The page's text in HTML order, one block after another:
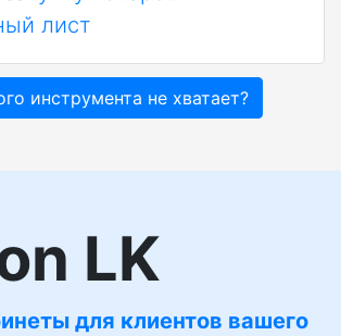
лист
инструмента не хватает?
LK
для клиентов вашего